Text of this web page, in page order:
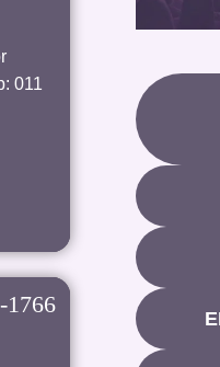
011
1766